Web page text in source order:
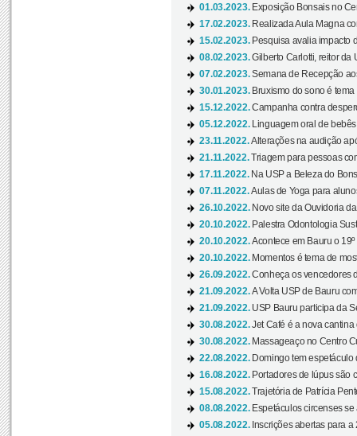
01.03.2023. Exposição Bonsais no
17.02.2023. Realizada Aula Magna
15.02.2023. Pesquisa avalia impacto
08.02.2023.Gilberto Carlotti, reitor da
07.02.2023.Semana de Recepção
30.01.2023. Bruxismo do sono é
15.12.2022.Campanha contra
05.12.2022.
Linguagem oral de
23.11.2022.Alterações na audição
21.11.2022.Triagem para pessoas
17.11.2022. Na USP a Beleza do
07.11.2022.Aulas de Yoga para
26.10.2022. Novo site da Ouvidoria
20.10.2022. Palestra Odontologia
20.10.2022.Acontece em Bauru o 19º
20.10.2022. Momentos é tema de
26.09.2022.Conheça os vencedores
21.09.2022.A Volta USP de Bauru
21.09.2022. USP Bauru participa da
30.08.2022.Jet Café é a nova
30.08.2022. Massageaço no Centro
22.08.2022. Domingo tem espetáculo
16.08.2022. Portadores de lúpus são
15.08.2022.Trajetória de Patrícia
08.08.2022. Espetáculos circenses
05.08.2022. Inscrições abertas para a